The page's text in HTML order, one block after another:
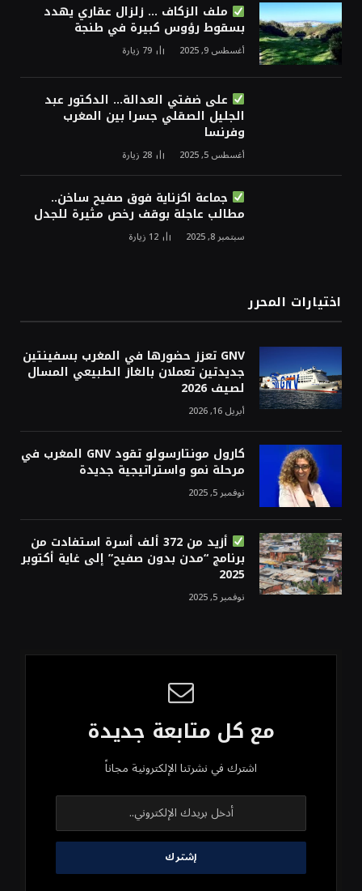
ملف الزكاف … زلزال عقاري يهدد
بسقوط رؤوس كبيرة في طنجة
أغسطس 9, 2025 79 زيارة
على ضفتي العدالة… الدكتور عبد
الجليل الصقلي جسرا بين المغرب
وفرنسا
أغسطس 5, 2025 28 زيارة
جماعة اكزناية فوق صفيح ساخن..
مطالب عاجلة بوقف رخص مثيرة للجدل
سبتمبر 8, 2025 12 زيارة
اختيارات المحرر
GNV تعزز حضورها في المغرب بسفينتين
جديدتين تعملان بالغاز الطبيعي المسال
لصيف 2026
أبريل 16, 2026
كارول مونتارسولو تقود GNV المغرب في
مرحلة نمو واستراتيجية جديدة
نوفمبر 5, 2025
أزيد من 372 ألف أسرة استفادت من
برنامج “مدن بدون صفيح” إلى غاية أكتوبر
2025
نوفمبر 5, 2025
مع كل متابعة جديدة
اشترك في نشرتنا الإلكترونية مجاناً